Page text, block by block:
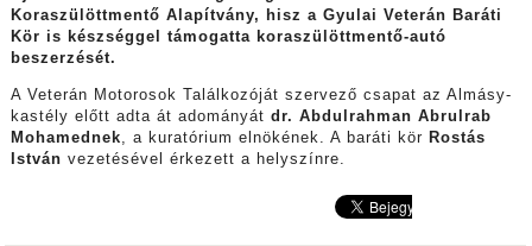
Koraszülöttmentő Alapítvány, hisz a Gyulai Veterán Baráti
Kör is készséggel támogatta koraszülöttmentő-autó
beszerzését.
A Veterán Motorosok Találkozóját szervező csapat az Almásy-
kastély előtt adta át adományát dr. Abdulrahman Abrulrab
Mohamednek, a kuratórium elnökének. A baráti kör Rostás
István vezetésével érkezett a helyszínre.